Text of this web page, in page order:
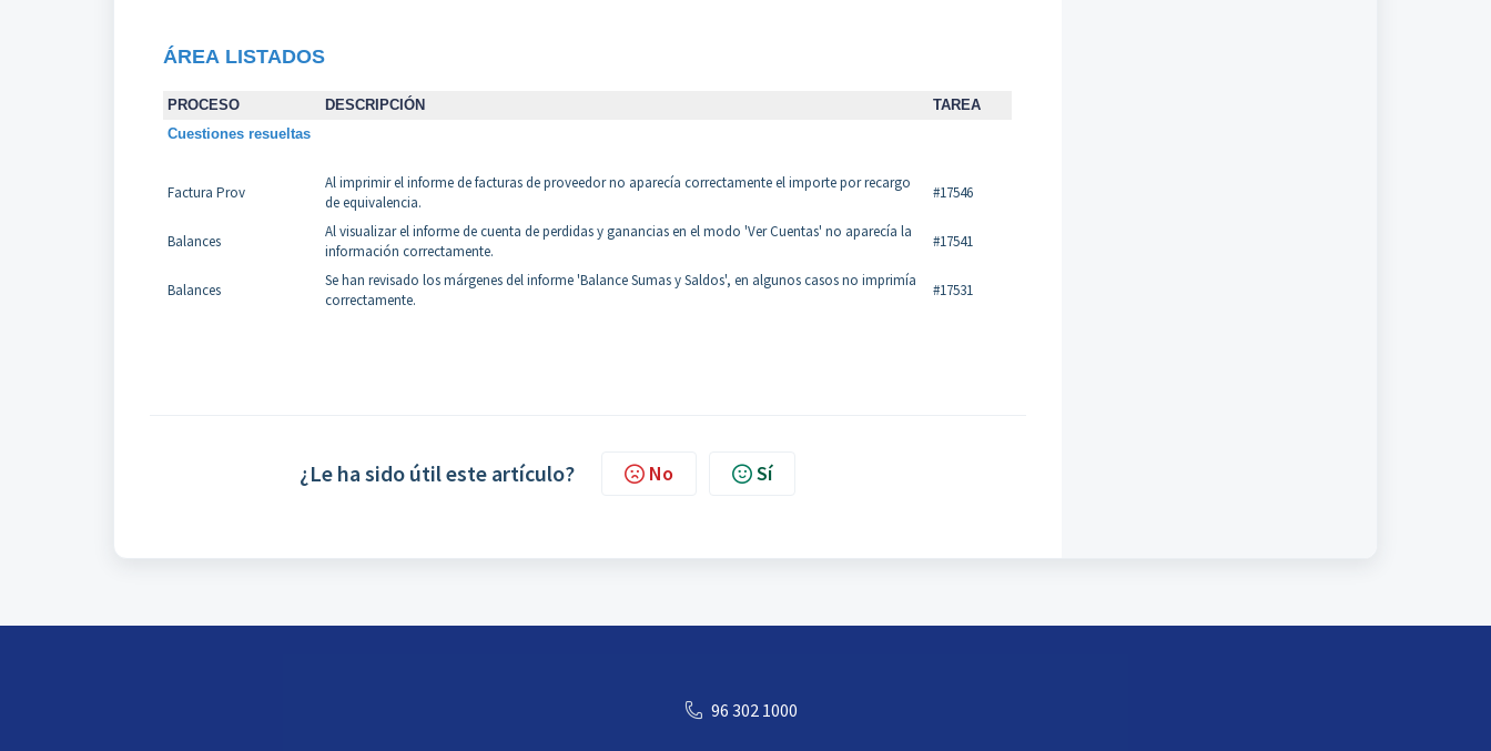
ÁREA LISTADOS
PROCESO DESCRIPCIÓN
TAREA
Cuestiones resueltas
Factura Prov
Al imprimir el informe de facturas de proveedor no aparecía correctamente el importe por recargo
de equivalencia.
#17546
Balances
Al visualizar el informe de cuenta de perdidas y ganancias en el modo 'Ver Cuentas' no aparecía la
información correctamente.
#17541
Balances
Se han revisado los márgenes del informe 'Balance Sumas y Saldos', en algunos casos no imprimía
correctamente.
#17531
¿Le ha sido útil este artículo? No Sí
96 302 1000